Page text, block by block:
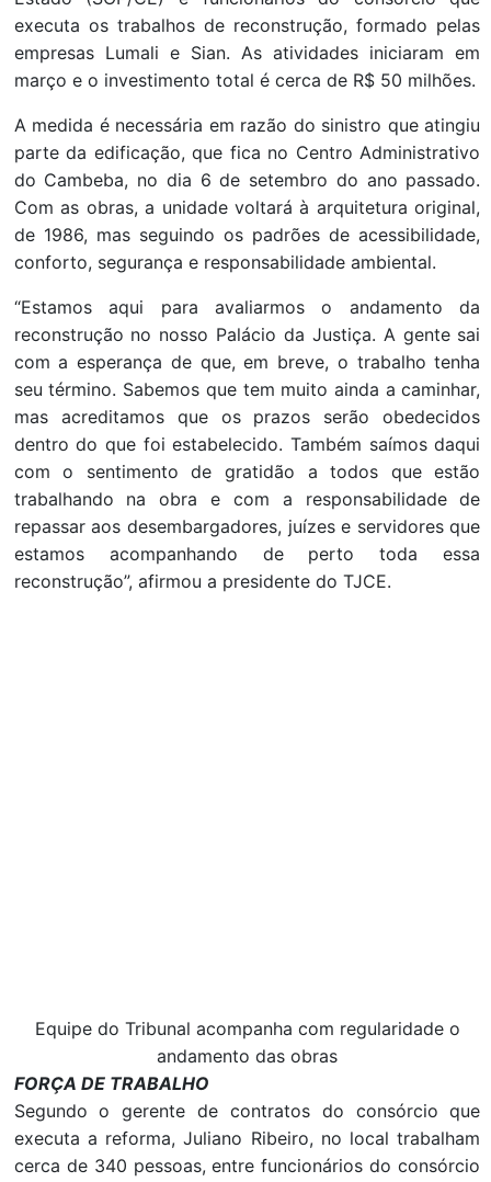
executa os trabalhos de reconstrução, formado pelas
empresas Lumali e Sian. As atividades iniciaram em
março e o investimento total é cerca de R$ 50 milhões.
A medida é necessária em razão do sinistro que atingiu
parte da edificação, que fica no Centro Administrativo
do Cambeba, no dia 6 de setembro do ano passado.
Com as obras, a unidade voltará à arquitetura original,
de 1986, mas seguindo os padrões de acessibilidade,
conforto, segurança e responsabilidade ambiental.
“Estamos aqui para avaliarmos o andamento da
reconstrução no nosso Palácio da Justiça. A gente sai
com a esperança de que, em breve, o trabalho tenha
seu término. Sabemos que tem muito ainda a caminhar,
mas acreditamos que os prazos serão obedecidos
dentro do que foi estabelecido. Também saímos daqui
com o sentimento de gratidão a todos que estão
trabalhando na obra e com a responsabilidade de
repassar aos desembargadores, juízes e servidores que
estamos acompanhando de perto toda essa
reconstrução”, afirmou a presidente do TJCE.
Equipe do Tribunal acompanha com regularidade o
andamento das obras
FORÇA DE TRABALHO
Segundo o gerente de contratos do consórcio que
executa a reforma, Juliano Ribeiro, no local trabalham
cerca de 340 pessoas, entre funcionários do consórcio